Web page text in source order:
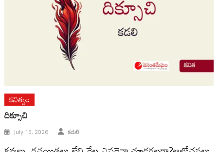
కవిత్వం
దిక్సూచి
July 15, 2026 కడలి